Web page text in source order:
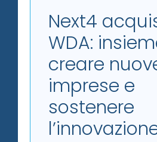
Next4
WDA:
creare
imprese e
sostenere